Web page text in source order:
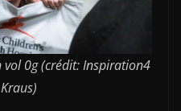
vol 0g (crédit: Inspiration4